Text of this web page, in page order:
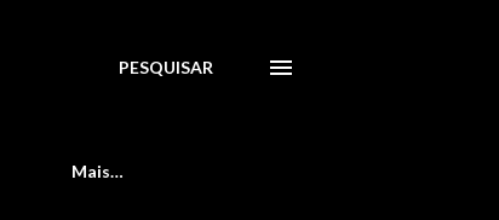
PESQUISAR
Mais…